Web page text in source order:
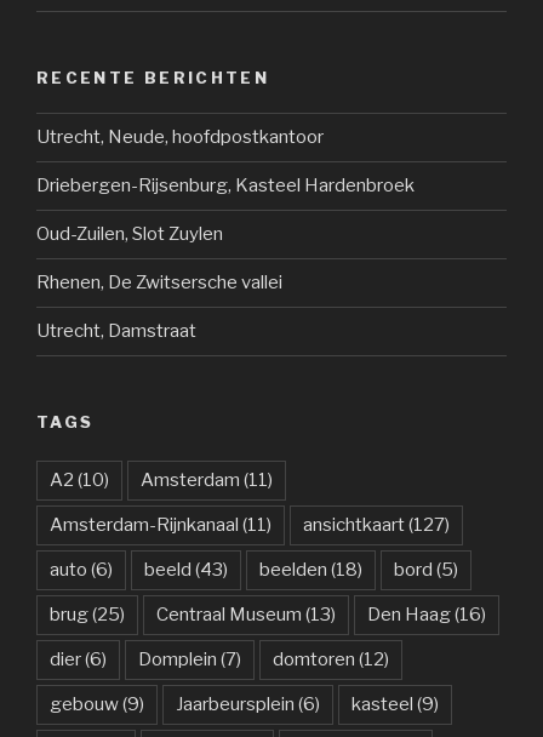
RECENTE BERICHTEN
Utrecht, Neude, hoofdpostkantoor
Driebergen-Rijsenburg, Kasteel Hardenbroek
Oud-Zuilen, Slot Zuylen
Rhenen, De Zwitsersche vallei
Utrecht, Damstraat
TAGS
A2 (10) Amsterdam (11)
Amsterdam-Rijnkanaal (11) ansichtkaart(127)
auto (6) beeld (43) beelden (18) bord (5)
brug(25) Centraal Museum (13) Den Haag(16)
dier(6) Domplein (7) domtoren (12)
gebouw(9) Jaarbeursplein (6) kasteel (9)